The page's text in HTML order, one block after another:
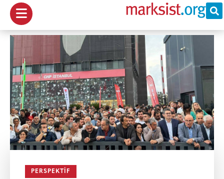
PERSPEKTIF